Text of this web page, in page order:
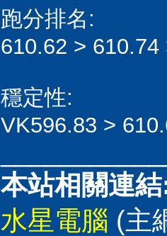
跑分排名:
610.62 >
穩定性:
VK596.83 >
本站相關連
水星電腦 (主